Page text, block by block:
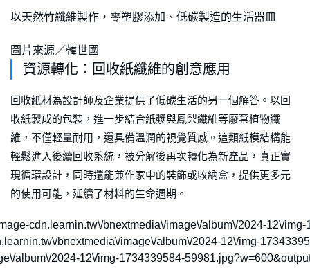
以天然竹纖維製作，零塑膠添加、低碳製造的生活器皿
圖片來源／韓世國
資源轉化：回收紙纖維的創意應用
回收紙材為設計師及企業提供了低碳生活的另一個解答。以回
收紙製成的包裝，進一步結合紙漿與鳳梨纖維等廢棄植物纖
維，不僅輕量耐用，還具備溫潤的視覺質感。這類紙模結構能
輕鬆進入後續回收系統，被分解後再次轉化為新產品，真正實
現循環設計，同時還能兼作家中的裝飾或收納盒，提供更多元
的使用可能，延續了材料的生命週期。
\/image-cdn.learnin.tw\/bnextmedia\/image\/album\/2024-12\/
bnextmedia\/image\/album\/2024-12\/img-
album\/2024-12\/img-1734339584-